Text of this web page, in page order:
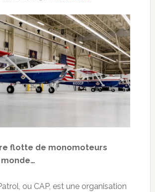
flotte de monomoteurs
monde…
ou CAP, est une organisation